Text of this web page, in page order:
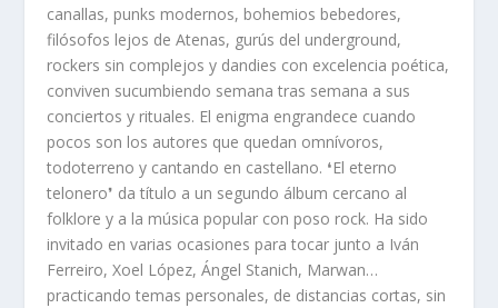
canallas, punks modernos, bohemios bebedores,
filósofos lejos de Atenas, gurús del underground,
rockers sin complejos y dandies con excelencia poética,
conviven sucumbiendo semana tras semana a sus
conciertos y rituales. El enigma engrandece cuando
pocos son los autores que quedan omnívoros,
todoterreno y cantando en castellano. ❛El eterno
telonero❜ da título a un segundo álbum cercano al
folklore y a la música popular con poso rock. Ha sido
invitado en varias ocasiones para tocar junto a Iván
Ferreiro, Xoel López, Ángel Stanich, Marwan…
practicando temas personales, de distancias cortas, sin